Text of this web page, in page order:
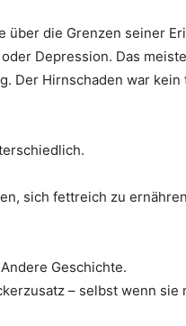
über die Grenzen seiner
Depression. Das
Der Hirnschaden war
sich fettreich zu
Geschichte.
– selbst wenn